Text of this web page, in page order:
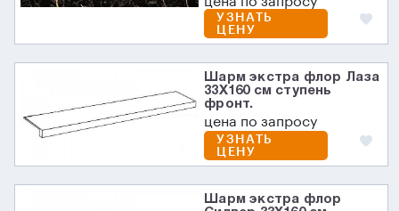
УЗНАТЬ
ЦЕНУ
Шарм экстра флор Лаза
33X160 см ступень
фронт.
цена по запросу
УЗНАТЬ
ЦЕНУ
Шарм экстра флор